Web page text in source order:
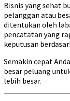
Bisnis yang sehat
pelanggan atau
ditentukan oleh
pencatatan yang
keputusan
Semakin cepat
besar peluang
lebih besar.